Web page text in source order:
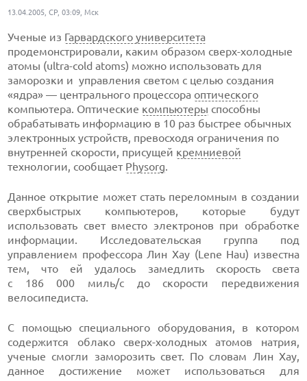
13.04.2005, СР, 03:09, Мск
Ученые из Гарвардского университета
продемонстрировали, каким образом сверх-холодные
атомы (ultra-cold atoms) можно использовать для
заморозки и управления светом с целью создания
«ядра» — центрального процессора оптического
компьютера. Оптические компьютеры способны
обрабатывать информацию в 10 раз быстрее обычных
электронных устройств, превосходя ограничения по
внутренней скорости, присущей кремниевой
технологии, сообщает Physorg.
Данное открытие может стать переломным в создании
сверхбыстрых компьютеров, которые будут
использовать свет вместо электронов при обработке
информации. Исследовательская группа под
управлением профессора Лин Хау (Lene Hau) известна
тем, что ей удалось замедлить скорость света
с 186 000 миль/с до скорости передвижения
велосипедиста.
С помощью специального оборудования, в котором
содержится облако сверх-холодных атомов натрия,
ученые смогли заморозить свет. По словам Лин Хау,
данное достижение может использоваться для